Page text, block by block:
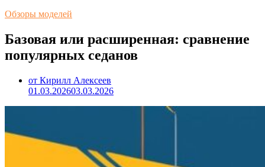
Обзоры моделей
Базовая или расширенная: сравнение
популярных седанов
от Кирилл Алексеев
01.03.202603.03.2026